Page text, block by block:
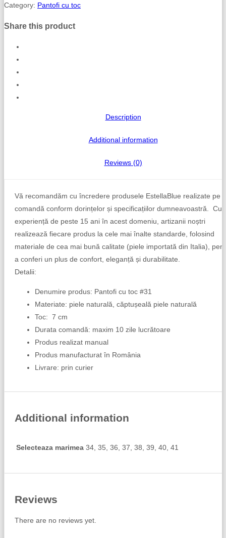
Category: Pantofi cu toc
Share this product
Description
Additional information
Reviews (0)
Vă recomandăm cu încredere produsele EstellaBlue realizate pe
comandă conform dorințelor și specificațiilor dumneavoastră. Cu
experiență de peste 15 ani în acest domeniu, artizanii noștri
realizează fiecare produs la cele mai înalte standarde, folosind
materiale de cea mai bună calitate (piele importată din Italia),
a conferi un plus de confort, eleganță și durabilitate.
Detalii:
Denumire produs: Pantofi cu toc #31
Materiate: piele naturală, căptușeală piele naturală
Toc: 7 cm
Durata comandă: maxim 10 zile lucrătoare
Produs realizat manual
Produs manufacturat în România
Livrare: prin curier
Additional information
Selecteaza marimea 34, 35, 36, 37, 38, 39, 40, 41
Reviews
There are no reviews yet.